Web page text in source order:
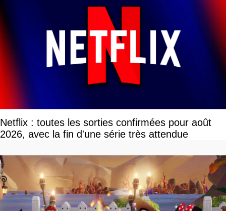
Netflix : toutes les sorties confirmées pour août
2026, avec la fin d'une série très attendue